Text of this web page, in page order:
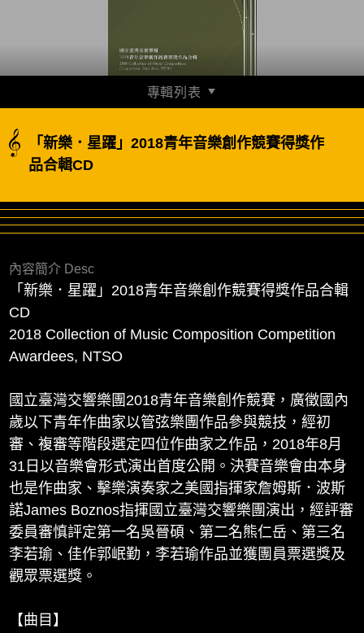
專輯列表
_01 吳晉碩：結構・解構
2018 Collection of Music Composition Competition Awardees,
00:11:09 試聽
_02 熊仁岳：尋光
2018 Collection of Music Composition Competition Awardees,
NTSO
試聽 收聽
2018 Collection of Music Composition Competition Awardees,
NTSO
00:11:38 試聽
「新樂．星躍」2018青年音樂創作競賽得獎作品合輯
_04 郭岷勤：原來還有這個世界
2018 Collection of Music Composition Competition Awardees,
NTSO
00:09:48
「新樂．星躍」2018青年音樂創作競賽得獎作
品合輯CD
內容簡介 Desc
「新樂．星躍」2018青年音樂創作競賽得獎作品合輯
CD
2018 Collection of Music Composition Competition
Awardees, NTSO
國立臺灣交響樂團2018青年音樂創作競賽，廣徵國內
歲以下青年作曲家以管弦樂團作品參與競技，經初
審、複審等階段選定四位作曲家之作品，2018年8月
31日以音樂會形式演出首度公開。決賽音樂會由本身
也是作曲家、擊樂演奏家之美國指揮家詹姆斯．波斯
諾James Boznos指揮國立臺灣交響樂團演出，經評審
委員審慎評定第一名吳晉碩、第二名熊仁岳、第三名
李若瑜、佳作郭岷勤，李若瑜作品並獲團員票選獎及
觀眾票選獎。
【曲目】